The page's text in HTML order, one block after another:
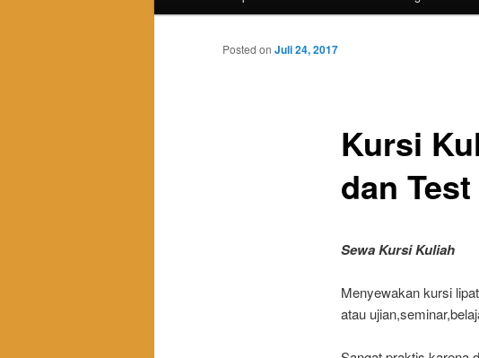
Kursi
dan Test
Posted on Juli 24, 2017
Sewa Kursi Kuliah
Menyewakan kursi
atau